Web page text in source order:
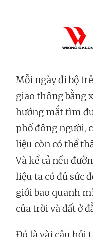
Mỗi ngày đi bộ
giao thông bằng
hướng mắt tìm
phố đông người,
liệu còn có thể
Và kể cả nếu
liệu ta có đủ sức
giới bao quanh
của trời và đất ở
Đó là vài câu hỏi